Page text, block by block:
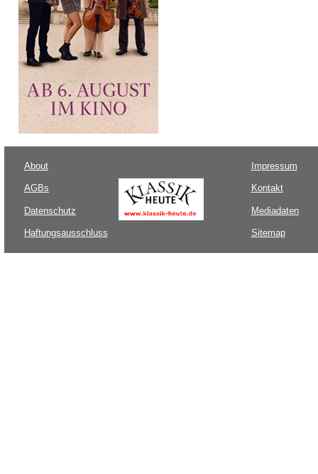
About
AGBs
Datenschutz
Haftungsausschluss
Impressum
Kontakt
Mediadaten
Sitemap